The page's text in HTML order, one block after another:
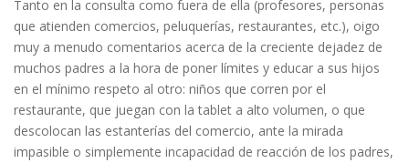
Tanto en la consulta como fuera de ella (profesores, personas
que atienden comercios, peluquerías, restaurantes, etc.), oigo
muy a menudo comentarios acerca de la creciente dejadez de
muchos padres a la hora de poner límites y educar a sus hijos
en el mínimo respeto al otro: niños que corren por el
restaurante, que juegan con la tablet a alto volumen, o que
descolocan las estanterías del comercio, ante la mirada
impasible o simplemente incapacidad de reacción de los padres,